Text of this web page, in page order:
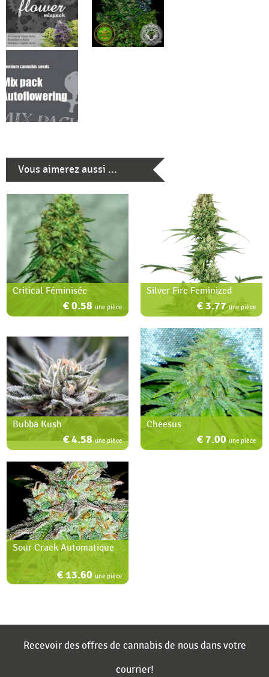
Vous aimerez aussi ...
Critical Féminisée
€ 0.58 une pièce
Silver Fire Feminized
€ 3.77une pièce
Bubba Kush
€ 4.58une pièce
Cheesus
€ 7.00une pièce
Sour Crack Automatique
€ 13.60 une pièce
Recevoir des offres de cannabis de nous dans votre
courrier!